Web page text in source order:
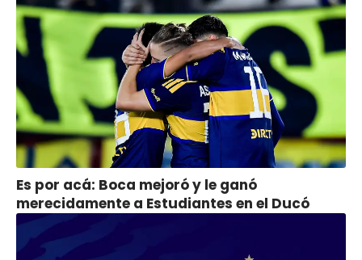
Es por acá: Boca mejoró y le ganó
merecidamente a Estudiantes en el Ducó